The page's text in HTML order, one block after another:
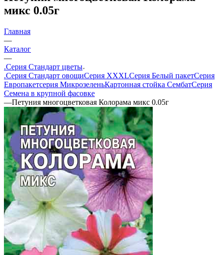
микс 0.05г
Главная
—
Каталог
—
.Серия Стандарт цветы
.Серия Стандарт овощиСерия XXXLСерия Белый пакетСерия
Европакетсерия МикрозеленьКартонная стойка СембатСерия
Семена в крупной фасовке
—Петуния многоцветковая Колорама микс 0.05г